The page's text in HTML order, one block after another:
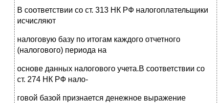
В соответствии со ст. 313 НК РФ налогоплательщики
исчисляют
налоговую базу по итогам каждого отчетного
(налогового) периода на
основе данных налогового учета.В соответствии со
ст. 274 НК РФ нало-
говой базой признается денежное выражение